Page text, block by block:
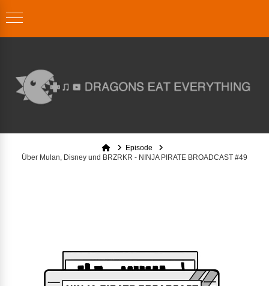
HomeEpisode
Über Mulan, Disney und BRZRKR - NINJA PIRATE BROADCAST #49